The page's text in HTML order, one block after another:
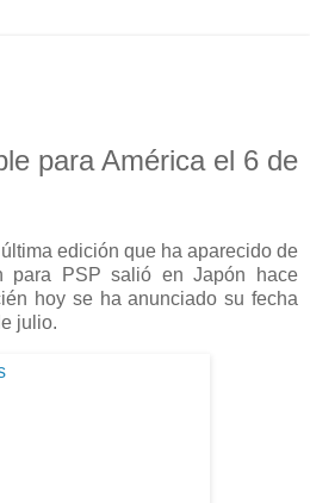
para América el 6 de
edición que ha aparecido de
para PSP salió en Japón hace
hoy se ha anunciado su fecha
julio.